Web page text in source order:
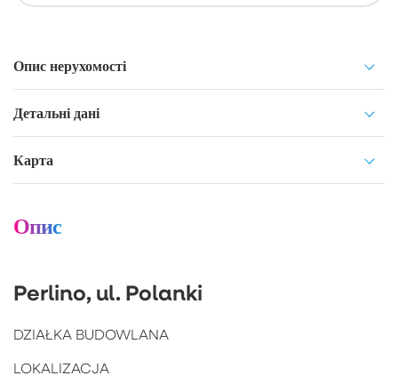
Опис нерухомості
Детальні дані
Карта
Опис
Perlino, ul. Polanki
DZIAŁKA BUDOWLANA
LOKALIZACJA